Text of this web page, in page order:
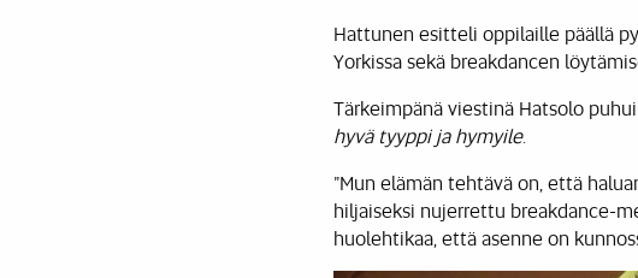
Hattunen esitteli oppilaille päällä
Yorkissa sekä breakdancen
Tärkeimpänä viestinä Hatsolo
hyvä tyyppi ja hymyile.
”Mun elämän tehtävä on, että
hiljaiseksi nujerrettu breakdance-
huolehtikaa, että asenne on